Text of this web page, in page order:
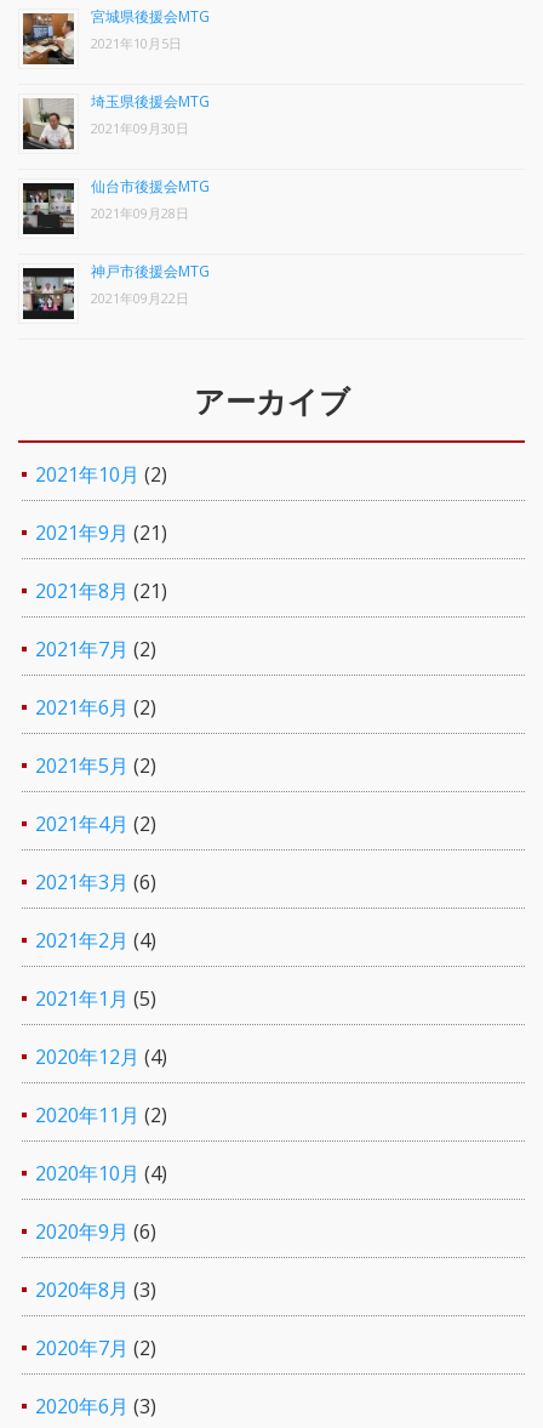
宮城県後援会MTG
2021年10月5日
埼玉県後援会MTG
2021年09月30日
仙台市後援会MTG
2021年09月28日
神戸市後援会MTG
2021年09月22日
アーカイブ
2021年10月 (2)
2021年9月 (21)
2021年8月 (21)
2021年7月 (2)
2021年6月 (2)
2021年5月 (2)
2021年4月 (2)
2021年3月 (6)
2021年2月 (4)
2021年1月 (5)
2020年12月 (4)
2020年11月 (2)
2020年10月 (4)
2020年9月 (6)
2020年8月 (3)
2020年7月 (2)
2020年6月 (3)